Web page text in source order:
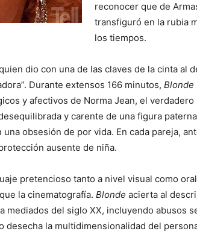
reconocer que de
transfiguró en la rubia
los tiempos.
dio con una de las claves de la cinta al
Durante extensos 166 minutos, Blonde
y afectivos de Norma Jean, el
y carente de una figura
una obsesión de por vida. En cada pareja,
ausente de niña.
pretencioso tanto a nivel visual como
la cinematografía. Blonde acierta al
mediados del siglo XX, incluyendo abusos
desecha la multidimensionalidad del